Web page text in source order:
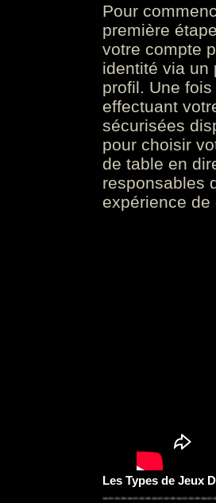
Pour
première
votre compte
identité via un
profil. Une
effectuant
sécurisées
pour choisir
de table en
responsables
expérience
Les Types de Jeux